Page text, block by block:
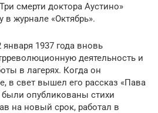
смерти доктора Аустино»
в журнале «Октябрь».
1937 года вновь
деятельность и
в лагерях. Когда он
в свет вышел его рассказ «Пава
были опубликованы стихи
на новый срок, работал в